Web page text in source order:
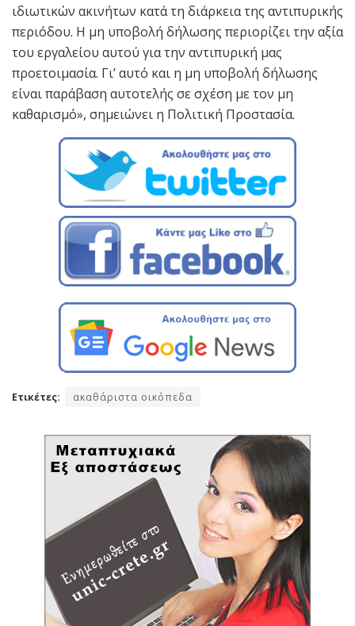
ιδιωτικών ακινήτων κατά τη διάρκεια της αντιπυρικής
περιόδου. Η μη υποβολή δήλωσης περιορίζει την αξία
του εργαλείου αυτού για την αντιπυρική μας
προετοιμασία. Γι’ αυτό και η μη υποβολή δήλωσης
είναι παράβαση αυτοτελής σε σχέση με τον μη
καθαρισμό», σημειώνει η Πολιτική Προστασία.
Ετικέτες: ακαθάριστα οικόπεδα